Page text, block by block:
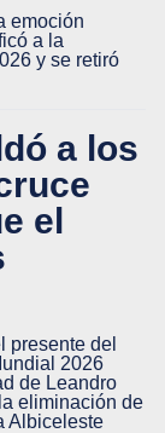
emoción
a la
y se retiró
a los
el
presente del
2026
de Leandro
eliminación de
Albiceleste